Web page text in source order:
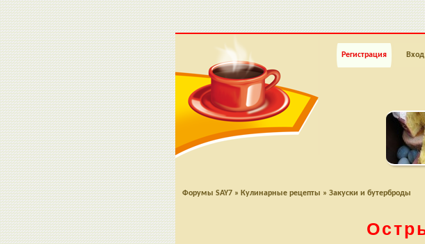
Регистрация Вход
Форумы SAY7 » Кулинарные рецепты » Закуски и бутерброды